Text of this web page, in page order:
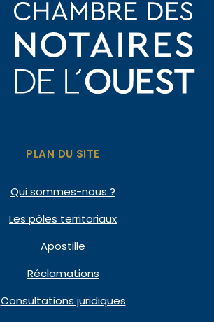
PLAN DU SITE
Qui sommes-nous ?
Les pôles territoriaux
Apostille
Réclamations
Consultations juridiques